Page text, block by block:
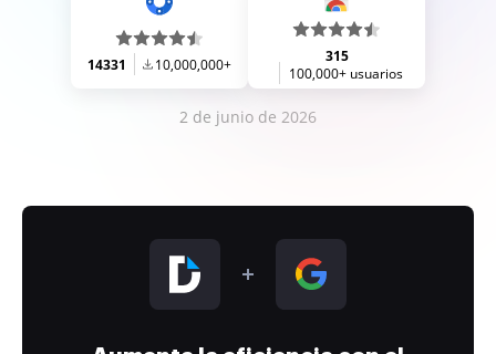
14331 10,000,000+
315
100,000+ usuarios
2 de junio de 2026